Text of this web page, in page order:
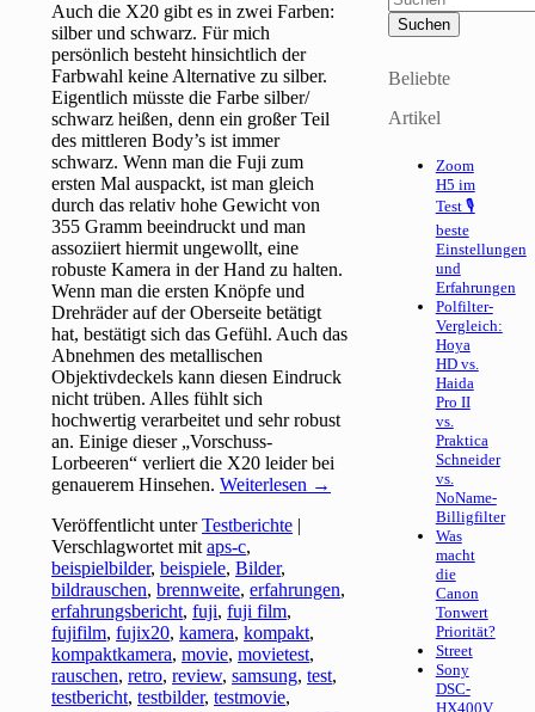
Auch die X20 gibt es in zwei Farben:
silber und schwarz. Für mich
persönlich besteht hinsichtlich der
Farbwahl keine Alternative zu silber.
Eigentlich müsste die Farbe silber/
schwarz heißen, denn ein großer Teil
des mittleren Body’s ist immer
schwarz. Wenn man die Fuji zum
ersten Mal auspackt, ist man gleich
durch das relativ hohe Gewicht von
355 Gramm beeindruckt und man
assoziiert hiermit ungewollt, eine
robuste Kamera in der Hand zu halten.
Wenn man die ersten Knöpfe und
Drehräder auf der Oberseite betätigt
hat, bestätigt sich das Gefühl. Auch das
Abnehmen des metallischen
Objektivdeckels kann diesen Eindruck
nicht trüben. Alles fühlt sich
hochwertig verarbeitet und sehr robust
an. Einige dieser „Vorschuss-
Lorbeeren“ verliert die X20 leider bei
genauerem Hinsehen.Weiterlesen →
Veröffentlicht unter Testberichte |
Verschlagwortet mit aps-c,
beispielbilder,beispiele,Bilder,
bildrauschen,brennweite,erfahrungen,
erfahrungsbericht,fuji,fuji film,
fujifilm,fujix20,kamera,kompakt,
kompaktkamera,movie,movietest,
rauschen,retro,review,samsung,test,
testbericht,testbilder,testmovie,
Beliebte
Artikel
Zoom
H5 im
Test 🎙
beste
Einstellungen
und
Erfahrungen
Polfilter-
Vergleich:
Hoya
HD vs.
Haida
Pro II
vs.
Praktica
Schneider
vs.
NoName-
Billigfilter
Was
macht
die
Canon
Tonwert
Priorität?
Street
Sony
DSC-
HX400V